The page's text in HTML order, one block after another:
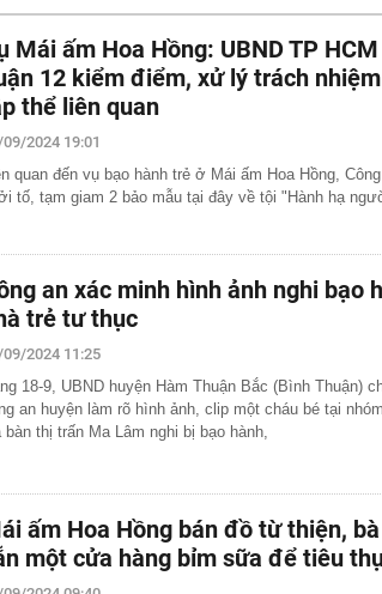
ngờ vắng Xuân Son, Văn Hậu và 2 trụ cột trước trận
mình trước nhà Huấn Hoa Hồng: TikToker, Youtuber
ghép xe chỉ mất 5 phút, nhưng chuẩn bị hệ sinh thái đi
Nước đi đáng sợ của xe tải điện Trung Quốc
6 bằng sáng chế mới: Gã khổng lồ xe điện ấn định
pin cho phép sạc 1 lần đi từ Hà Nội đến TP.HCM
lên tiếng vụ đi taxi ở Việt Nam chỉ cảm ơn tài xế thay
giảm cân thì đừng mắc sai lầm này
thi đấu hơn 22 tỷ đồng: Công an vào cuộc, Sở Xây
tại
Việt Nam sắp xuất hiện một công trình cạnh sân bay
phục vụ tới 50 triệu hành khách
lừa đảo đăng ký giải chạy dành cho trẻ em
nhất hành tinh" gần 7.800 tỷ đồng, dài 2,2km ở Hà
mốc quan trọng vào dịp đặc biệt
tín hiệu quan trọng về lãi suất đến thị trường
Tân xin từ nhiệm tại Chứng khoán VPBank
Mái ấm Hoa Hồng: UBND TP
12 kiểm điểm, xử lý trách
thể liên quan
2024 19:01
quan đến vụ bạo hành trẻ ở Mái ấm Hoa Hồng,
tố, tạm giam 2 bảo mẫu tại đây về tội "Hành hạ
an xác minh hình ảnh nghi bạo
trẻ tư thục
09/2024 11:25
18-9, UBND huyện Hàm Thuận Bắc (Bình Thuận)
an huyện làm rõ hình ảnh, clip một cháu bé tại
bàn thị trấn Ma Lâm nghi bị bạo hành,
ấm Hoa Hồng bán đồ từ thiện,
một cửa hàng bỉm sữa để tiêu